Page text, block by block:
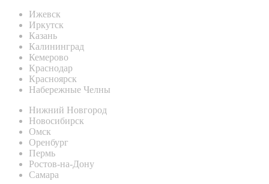
Ижевск
Иркутск
Казань
Калининград
Кемерово
Краснодар
Красноярск
Набережные Челны
Нижний Новгород
Новосибирск
Омск
Оренбург
Пермь
Ростов-на-Дону
Самара